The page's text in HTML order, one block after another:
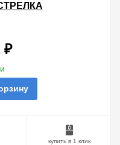
₽
купить в 1 клик